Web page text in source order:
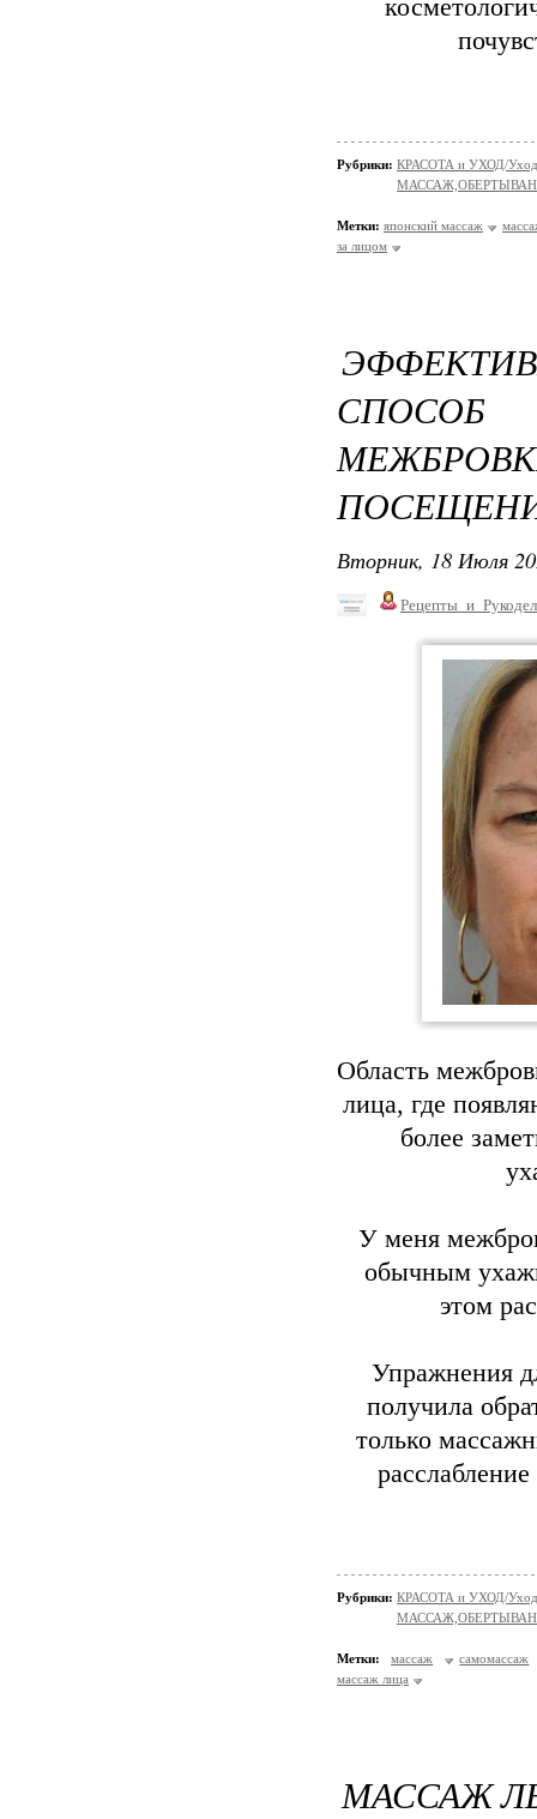
Рубрики: КРАСОТА и УХОД/Уход
Метки: японский массаж
за лицом
Вторник, 18 Июля
Область
лица, где
более
У меня
обычным
этом
Упражнения
получила
только
Рубрики: КРАСОТА и УХОД/Уход
Метки: массаж
самомассаж
массаж лица
МАССАЖ